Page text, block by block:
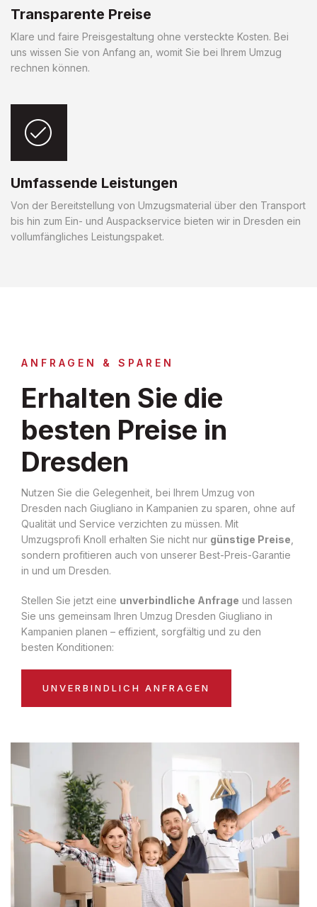
Transparente Preise
Klare und faire Preisgestaltung ohne versteckte Kosten. Bei
uns wissen Sie von Anfang an, womit Sie bei Ihrem Umzug
rechnen können.
Umfassende Leistungen
Von der Bereitstellung von Umzugsmaterial über den Transport
bis hin zum Ein- und Auspackservice bieten wir in Dresden ein
vollumfängliches Leistungspaket.
ANFRAGEN & SPAREN
Erhalten Sie die
besten Preise in
Dresden
Nutzen Sie die Gelegenheit, bei Ihrem Umzug von
Dresden nach Giugliano in Kampanien zu sparen, ohne auf
Qualität und Service verzichten zu müssen. Mit
Umzugsprofi Knoll erhalten Sie nicht nur günstige Preise
sondern profitieren auch von unserer Best-Preis-Garantie
in und um Dresden.
Stellen Sie jetzt eine unverbindliche Anfrage und lassen
Sie uns gemeinsam Ihren Umzug Dresden Giugliano in
Kampanien planen – effizient, sorgfältig und zu den
besten Konditionen:
UNVERBINDLICH ANFRAGEN